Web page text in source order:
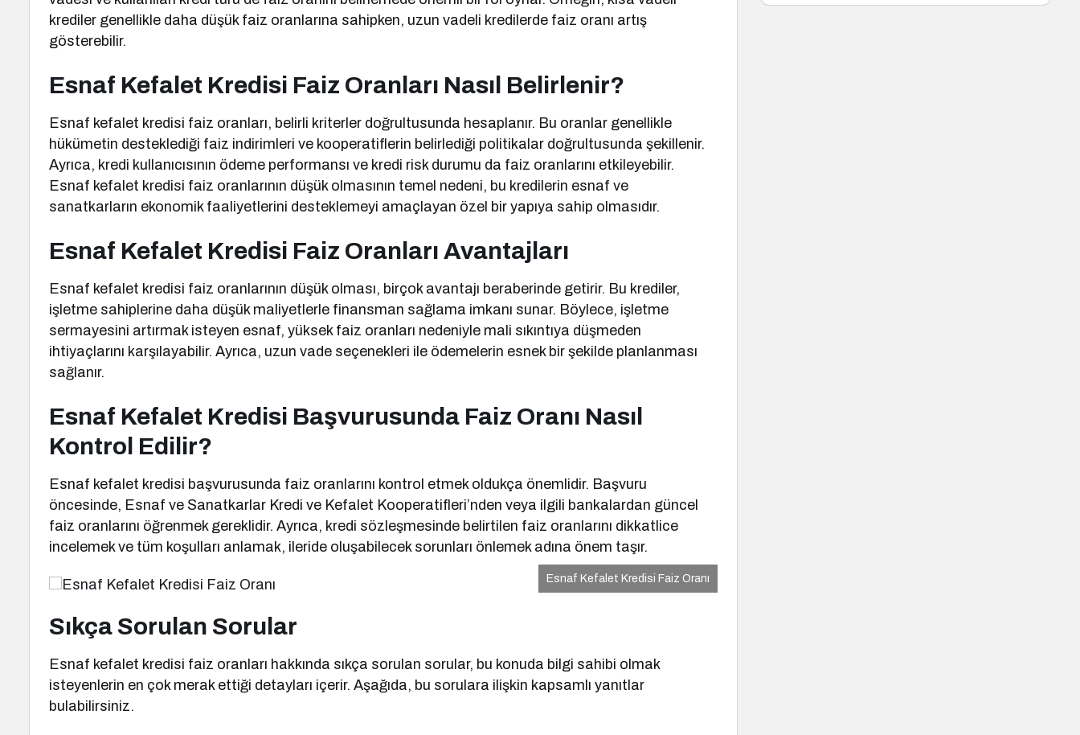
krediler genellikle daha düşük faiz oranlarına sahipken, uzun vadeli kredilerde faiz oranı artış
gösterebilir.
Esnaf Kefalet Kredisi Faiz Oranları Nasıl Belirlenir?
Esnaf kefalet kredisi faiz oranları, belirli kriterler doğrultusunda hesaplanır. Bu oranlar genellikle
hükümetin desteklediği faiz indirimleri ve kooperatiflerin belirlediği politikalar doğrultusunda şekillenir.
Ayrıca, kredi kullanıcısının ödeme performansı ve kredi risk durumu da faiz oranlarını etkileyebilir.
Esnaf kefalet kredisi faiz oranlarının düşük olmasının temel nedeni, bu kredilerin esnaf ve
sanatkarların ekonomik faaliyetlerini desteklemeyi amaçlayan özel bir yapıya sahip olmasıdır.
Esnaf Kefalet Kredisi Faiz Oranları Avantajları
Esnaf kefalet kredisi faiz oranlarının düşük olması, birçok avantajı beraberinde getirir. Bu krediler,
işletme sahiplerine daha düşük maliyetlerle finansman sağlama imkanı sunar. Böylece, işletme
sermayesini artırmak isteyen esnaf, yüksek faiz oranları nedeniyle mali sıkıntıya düşmeden
ihtiyaçlarını karşılayabilir. Ayrıca, uzun vade seçenekleri ile ödemelerin esnek bir şekilde planlanması
sağlanır.
Esnaf Kefalet Kredisi Başvurusunda Faiz Oranı Nasıl
Kontrol Edilir?
Esnaf kefalet kredisi başvurusunda faiz oranlarını kontrol etmek oldukça önemlidir. Başvuru
öncesinde, Esnaf ve Sanatkarlar Kredi ve Kefalet Kooperatifleri’nden veya ilgili bankalardan güncel
faiz oranlarını öğrenmek gereklidir. Ayrıca, kredi sözleşmesinde belirtilen faiz oranlarını dikkatlice
incelemek ve tüm koşulları anlamak, ileride oluşabilecek sorunları önlemek adına önem taşır.
Esnaf Kefalet Kredisi Faiz Oranı
Sıkça Sorulan Sorular
Esnaf kefalet kredisi faiz oranları hakkında sıkça sorulan sorular, bu konuda bilgi sahibi olmak
isteyenlerin en çok merak ettiği detayları içerir. Aşağıda, bu sorulara ilişkin kapsamlı yanıtlar
bulabilirsiniz.